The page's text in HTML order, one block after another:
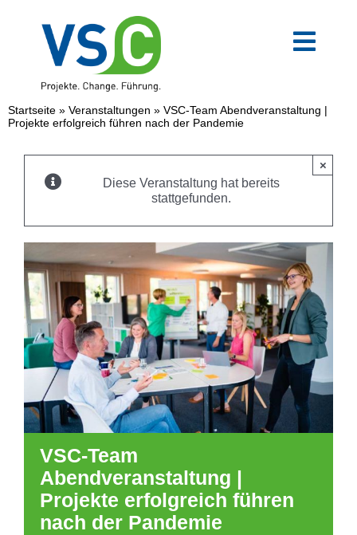
springen
VSC-Team
Weiterbildungen
Blog
Startseite » Veranstaltungen » VSC-Team Abendveranstaltung |
Projekte erfolgreich führen nach der Pandemie
Diese Veranstaltung hat bereits
stattgefunden.
×
VSC-Team
Abendveranstaltung |
Projekte erfolgreich führen
nach der Pandemie